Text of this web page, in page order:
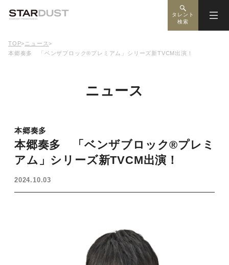
タレント
検索
TOP> ニュース>
本郷奏多 「ベンザブロック®プレミアム」シリーズ新TVCM出演！
ニュース
本郷奏多
本郷奏多 「ベンザブロック®プレミ
アム」シリーズ新TVCM出演！
2024.10.03